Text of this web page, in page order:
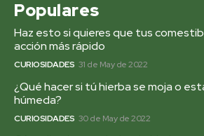
Populares
Haz esto si quieres que tus
acción más rápido
CURIOSIDADES 31 de May de 2022
¿Qué hacer si tú hierba se moja o
húmeda?
CURIOSIDADES 30 de May de 2022